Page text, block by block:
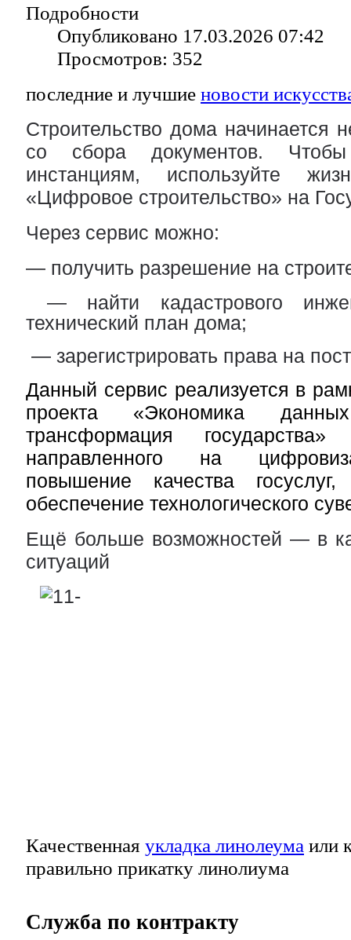
Подробности
Опубликовано 17.03.2026 07:42
Просмотров: 352
последние и лучшие новости
Строительство дома начинается
со сбора документов.
инстанциям, используйте
«Цифровое строительство» на
Через сервис можно:
— получить разрешение на
— найти кадастрового
технический план дома;
— зарегистрировать права на
Данный сервис реализуется в
проекта «Экономика
трансформация
направленного на
повышение качества
обеспечение технологического
Ещё больше возможностей — в
ситуаций
Качественная укладка линолеума или
правильно прикатку линолиума
Служба по контракту